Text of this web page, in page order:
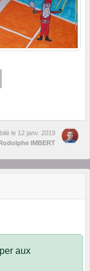
le 12 janv. 2019
IMBERT
aux